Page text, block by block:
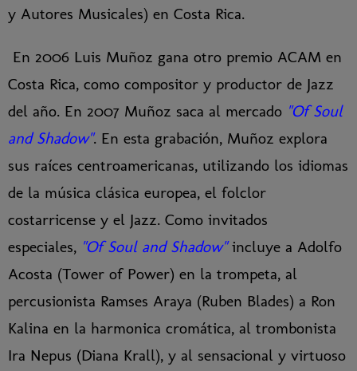
y Autores Musicales) en Costa Rica.
En 2006 Luis Muñoz gana otro premio ACAM en
Costa Rica, como compositor y productor de Jazz
del año. En 2007 Muñoz saca al mercado "Of Soul
and Shadow". En esta grabación, Muñoz explora
sus raíces centroamericanas, utilizando los idiomas
de la música clásica europea, el folclor
costarricense y el Jazz. Como invitados
especiales, "Of Soul and Shadow" incluye a Adolfo
Acosta (Tower of Power) en la trompeta, al
percusionista Ramses Araya (Ruben Blades) a Ron
Kalina en la harmonica cromática, al trombonista
Ira Nepus (Diana Krall), y al sensacional y virtuoso